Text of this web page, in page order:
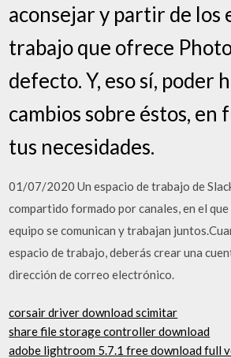
aconsejar y partir de los
trabajo que ofrece
defecto. Y, eso sí, poder
cambios sobre éstos, en
tus necesidades.
01/07/2020 Un espacio de trabajo de
compartido formado por canales, en el
equipo se comunican y trabajan
espacio de trabajo, deberás crear una
dirección de correo electrónico.
corsair driver download scimitar
share file storage controller download
adobe lightroom 5.7.1 free download full